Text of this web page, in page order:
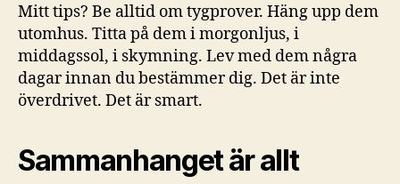
Mitt tips? Be alltid om tygprover. Häng upp dem
utomhus. Titta på dem i morgonljus, i
middagssol, i skymning. Lev med dem några
dagar innan du bestämmer dig. Det är inte
överdrivet. Det är smart.
Sammanhanget är allt